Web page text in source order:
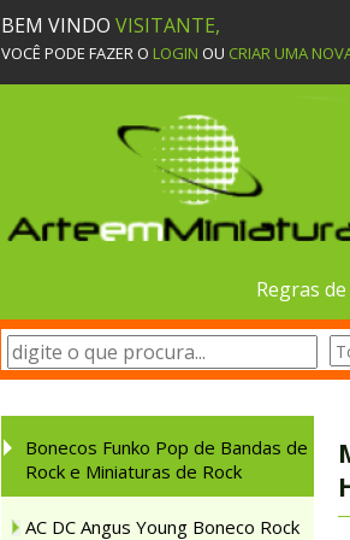
BEM VINDO VISITANTE,
VOCÊ PODE FAZER O LOGIN OU CRIAR UMA
Regras
Bonecos Funko Pop de Bandas de
Rock e Miniaturas de Rock
AC DC Angus Young Boneco Rock